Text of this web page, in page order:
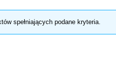
spełniających podane kryteria.